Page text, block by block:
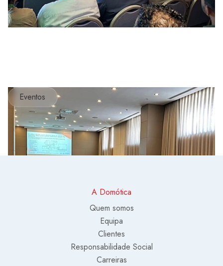
Eventos
A Domótica
Quem somos
Equipa
Clientes
Responsabilidade Social
Carreiras